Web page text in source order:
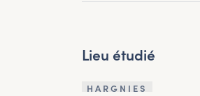
Lieu étudié
HARGNIES